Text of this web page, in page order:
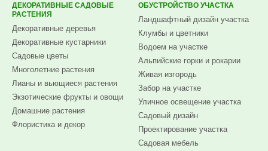
ДЕКОРАТИВНЫЕ САДОВЫЕ
РАСТЕНИЯ
Декоративные деревья
Декоративные кустарники
Садовые цветы
Многолетние растения
Лианы и вьющиеся растения
Экзотические фрукты и овощи
Домашние растения
Флористика и декор
ОБУСТРОЙСТВО УЧАСТКА
Ландшафтный дизайн участка
Клумбы и цветники
Водоем на участке
Альпийские горки и рокарии
Живая изгородь
Забор на участке
Уличное освещение участка
Садовый дизайн
Проектирование участка
Садовая мебель